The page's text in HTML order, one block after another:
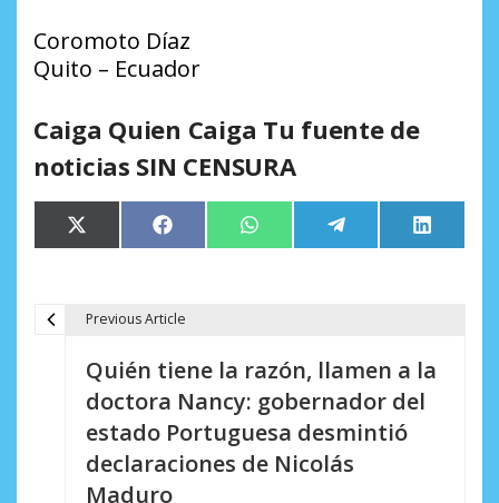
Coromoto Díaz
Quito – Ecuador
Caiga Quien Caiga Tu fuente de
noticias SIN CENSURA
Compartir
en
X
(Twitter)
Compartir
en
Facebook Compartir
en
WhatsApp Compartir
en
Telegram
en
LinkedIn
Previous Article
Quién tiene la razón, llamen a la
doctora Nancy: gobernador del
estado Portuguesa desmintió
declaraciones de Nicolás
Maduro